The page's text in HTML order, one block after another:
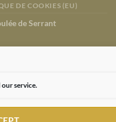
service.
DE COOKIES (EU)
de Serrant